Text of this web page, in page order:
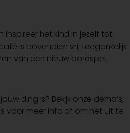
inspireer het kind in jezelf tot
is bovendien vrij toegankelijk
van een nieuw bordspel.
ding is? Bekijk onze demo’s,
voor meer info of om het uit te